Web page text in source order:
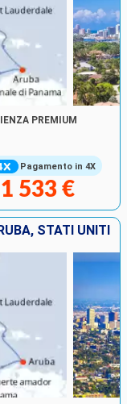
Pagamento in 4X
PREMIUM
1 533 €
STATI UNITI